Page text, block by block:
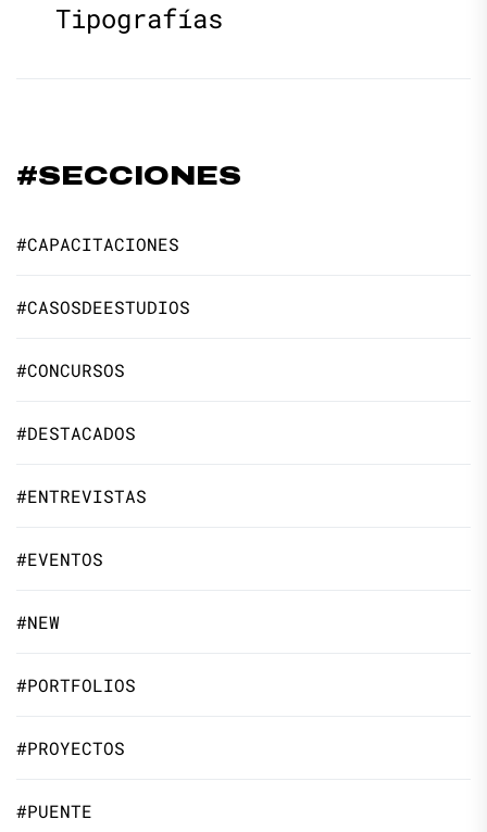
Tipografías
#SECCIONES
#CAPACITACIONES
#CASOSDEESTUDIOS
#CONCURSOS
#DESTACADOS
#ENTREVISTAS
#EVENTOS
#NEW
#PORTFOLIOS
#PROYECTOS
#PUENTE